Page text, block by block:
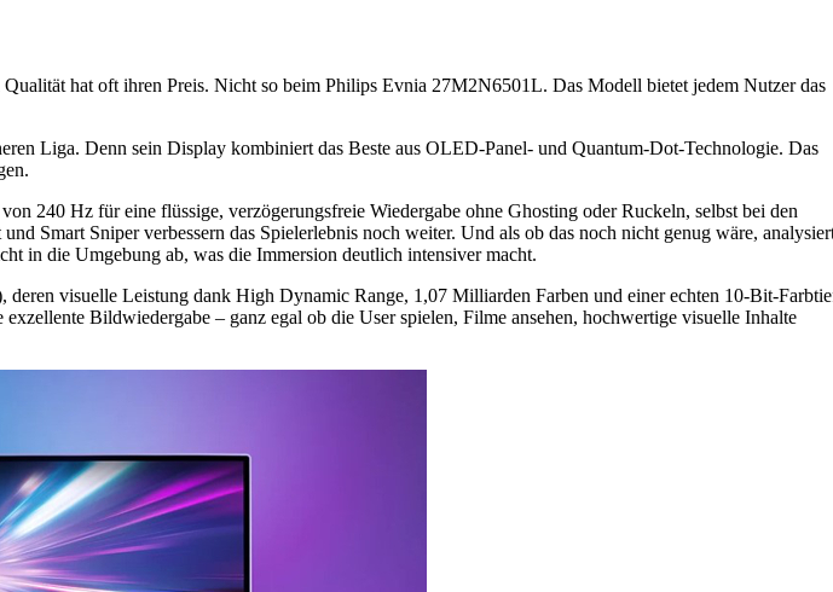
hat oft ihren Preis. Nicht so beim Philips Evnia 27M2N6501L. Das Modell bietet jedem Nutzer das
Liga. Denn sein Display kombiniert das Beste aus OLED-Panel- und Quantum-Dot-Technologie. Das
240 Hz für eine flüssige, verzögerungsfreie Wiedergabe ohne Ghosting oder Ruckeln, selbst bei den
Smart Sniper verbessern das Spielerlebnis noch weiter. Und als ob das noch nicht genug wäre,
in die Umgebung ab, was die Immersion deutlich intensiver macht.
visuelle Leistung dank High Dynamic Range, 1,07 Milliarden Farben und einer echten 10-Bit-
Bildwiedergabe – ganz egal ob die User spielen, Filme ansehen, hochwertige visuelle Inhalte